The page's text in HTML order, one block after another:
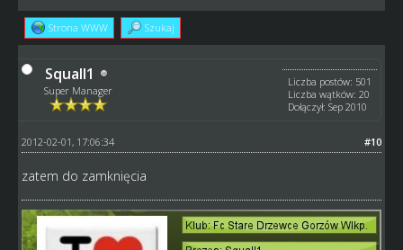
Strona WWW Szukaj
Squall1
Super Manager
Liczba postów: 501
Liczba wątków: 20
Dołączył: Sep 2010
#10
2012-02-01, 17:06:34
zatem do zamknięcia